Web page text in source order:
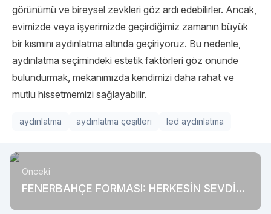
görünümü ve bireysel zevkleri göz ardı edebilirler. Ancak,
evimizde veya işyerimizde geçirdiğimiz zamanın büyük
bir kısmını aydınlatma altında geçiriyoruz. Bu nedenle,
aydınlatma seçimindeki estetik faktörleri göz önünde
bulundurmak, mekanımızda kendimizi daha rahat ve
mutlu hissetmemizi sağlayabilir.
aydınlatma aydınlatma çeşitleri led aydınlatma
Önceki
FENERBAHÇE FORMASI: HERKESİN SEVDİĞİ